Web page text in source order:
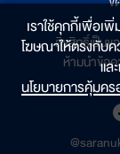
ลิขสิทธิ์เป็นข
ห้ามนำข้อ
เราใช้คุกกี้เพื่อเ
โฆษณาให้ตรงกับค
แล
นโยบายการคุ้มค